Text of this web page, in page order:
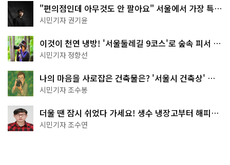
"편의점인데 아무것도 안 팔아요" 서울에서 가장 특별
한 편의점의 정체
시민기자 권기윤
이것이 천연 냉방! '서울둘레길 9코스'로 숲속 피서 떠
나볼까
시민기자 정향선
나의 마음을 사로잡은 건축물은? '서울시 건축상' 수
상작 공개!
시민기자 조수봉
더울 땐 잠시 쉬었다 가세요! 생수 냉장고부터 해피소
·무더위쉼터까지
시민기자 조수연